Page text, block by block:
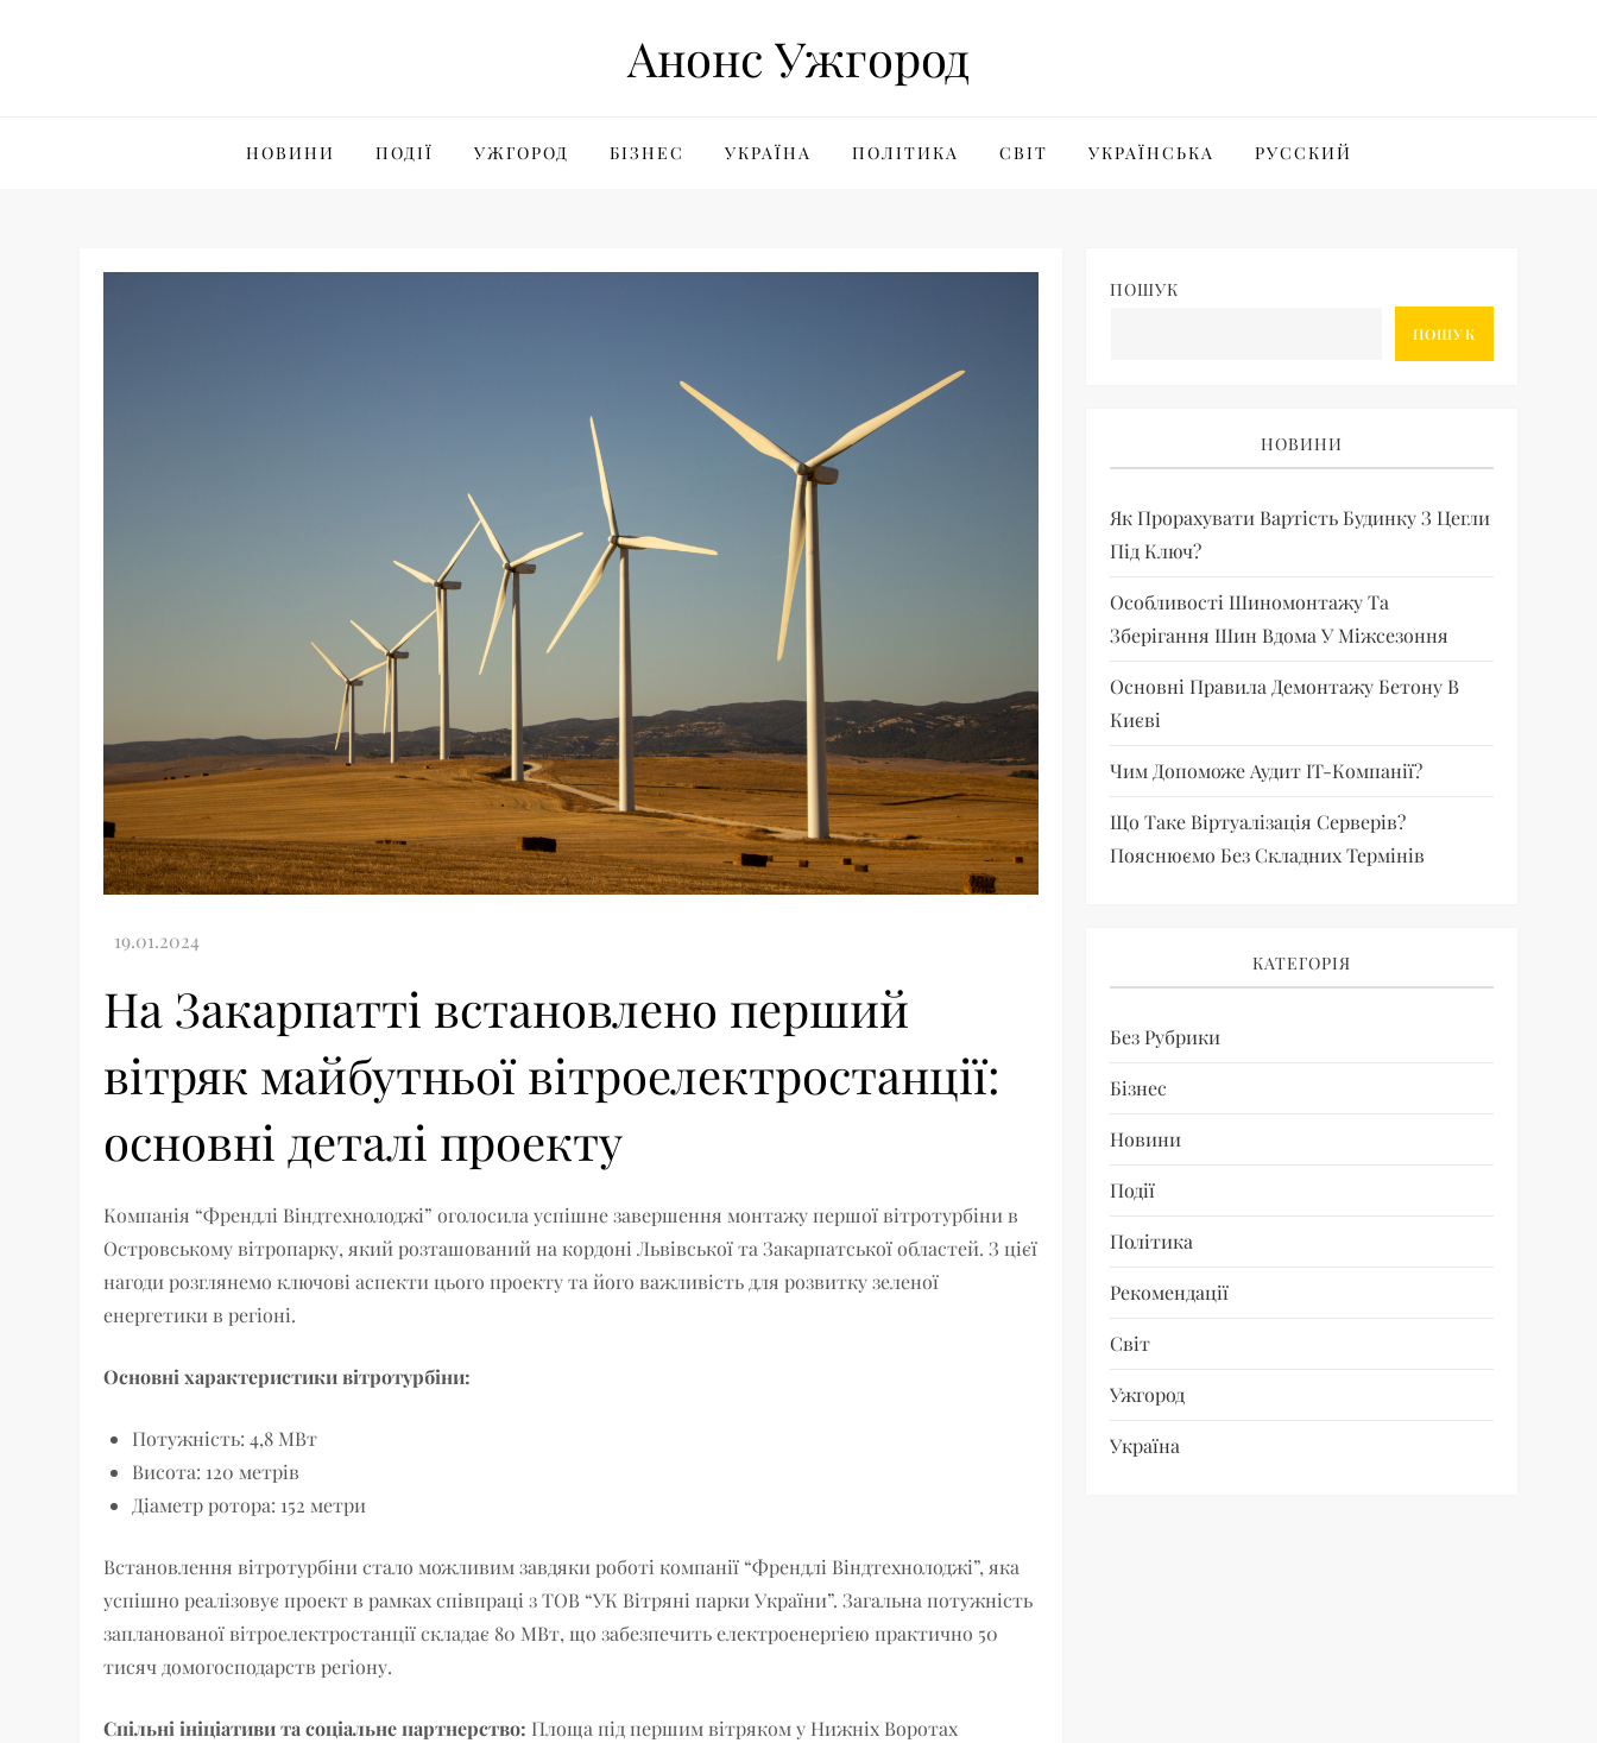
Анонс Ужгород
НОВИНИ ПОДІЇ УЖГОРОД БІЗНЕС УКРАЇНА ПОЛІТИКА СВІТ УКРАЇНСЬКА РУССКИЙ
На Закарпатті встановлено перший
вітряк майбутньої вітроелектростанції:
основні деталі проекту
Компанія “Френдлі Віндтехнолоджі” оголосила успішне завершення монтажу першої вітротурбіни в
Островському вітропарку, який розташований на кордоні Львівської та Закарпатської областей. З цієї
нагоди розглянемо ключові аспекти цього проекту та його важливість для розвитку зеленої
енергетики в регіоні.
Основні характеристики вітротурбіни:
Потужність: 4,8 МВт
Висота: 120 метрів
Діаметр ротора: 152 метри
Встановлення вітротурбіни стало можливим завдяки роботі компанії “Френдлі Віндтехнолоджі”, яка
успішно реалізовує проект в рамках співпраці з ТОВ “УК Вітряні парки України”. Загальна потужність
запланованої вітроелектростанції складає 80 МВт, що забезпечить електроенергією практично 50
тисяч домогосподарств регіону.
Спільні ініціативи та соціальне партнерство: Площа під першим вітряком у Нижніх Воротах
ПОШУК
ПОШУК
НОВИНИ
Як Прорахувати Вартість Будинку З Цегли
Під Ключ?
Особливості Шиномонтажу Та
Зберігання Шин Вдома У Міжсезоння
Основні Правила Демонтажу Бетону В
Києві
Чим Допоможе Аудит IT-Компанії?
Що Таке Віртуалізація Серверів?
Пояснюємо Без Складних Термінів
КАТЕГОРІЯ
Без Рубрики
Бізнес
Новини
Події
Політика
Рекомендації
Світ
Ужгород
Україна